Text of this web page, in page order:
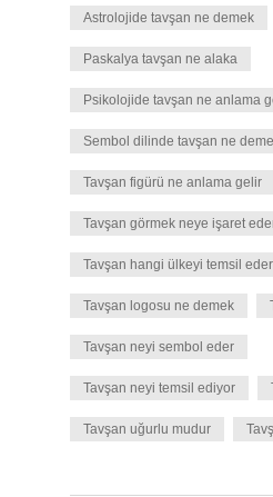
Astrolojide tavşan ne demek
Paskalya tavşan ne alaka
Psikolojide tavşan ne anlama
Sembol dilinde tavşan ne
Tavşan figürü ne anlama gelir
Tavşan görmek neye işaret
Tavşan hangi ülkeyi temsil eder
Tavşan logosu ne demek
Tavşan neyi sembol eder
Tavşan neyi temsil ediyor
Tavşan uğurlu mudur